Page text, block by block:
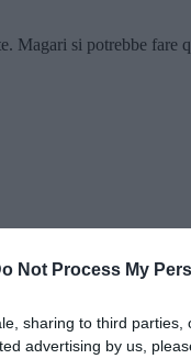
Not Process My
sharing to third
advertising by us,
Magari si potrebbe fare